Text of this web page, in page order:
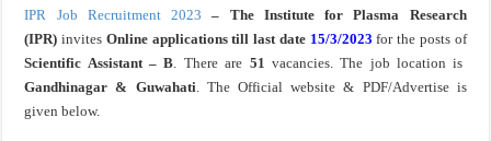
IPR Job Recruitment 2023 – The Institute for Plasma Research
(IPR) invites Online applications till last date 15/3/2023for the posts of
Scientific Assistant – B. There are 51 vacancies. The job location is
Gandhinagar & Guwahati. The Official website & PDF/Advertise is
given below.